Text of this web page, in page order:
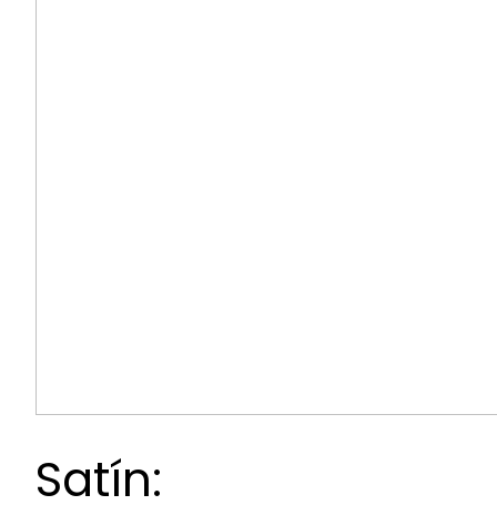
Satín: